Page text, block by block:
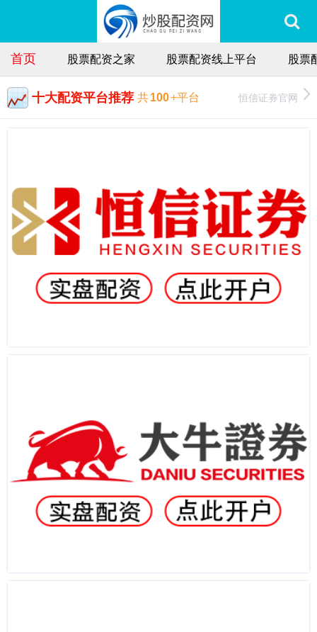
首页 股票配资之家 股票配资线上平台 股票
十大配资平台推荐 共100+平台 恒信证券官网